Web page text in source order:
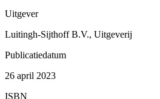
Uitgever
Luitingh-Sijthoff B.V., Uitgeverij
Publicatiedatum
26 april 2023
ISBN